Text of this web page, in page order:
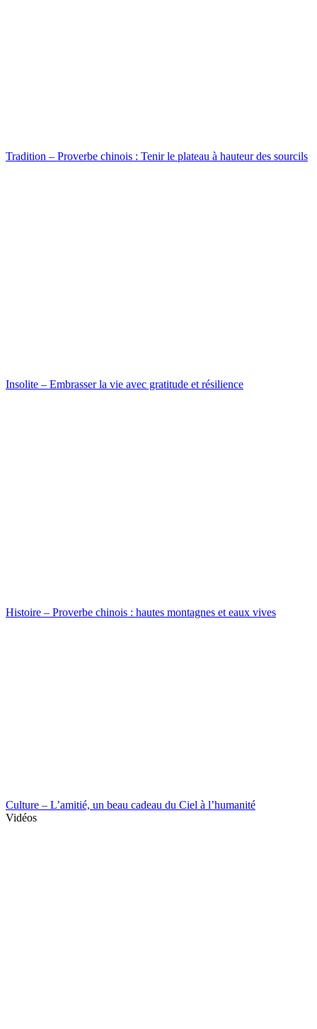
Tradition – Proverbe chinois : Tenir le plateau à hauteur des sourcils
Insolite – Embrasser la vie avec gratitude et résilience
Histoire – Proverbe chinois : hautes montagnes et eaux vives
Culture – L’amitié, un beau cadeau du Ciel à l’humanité
Vidéos